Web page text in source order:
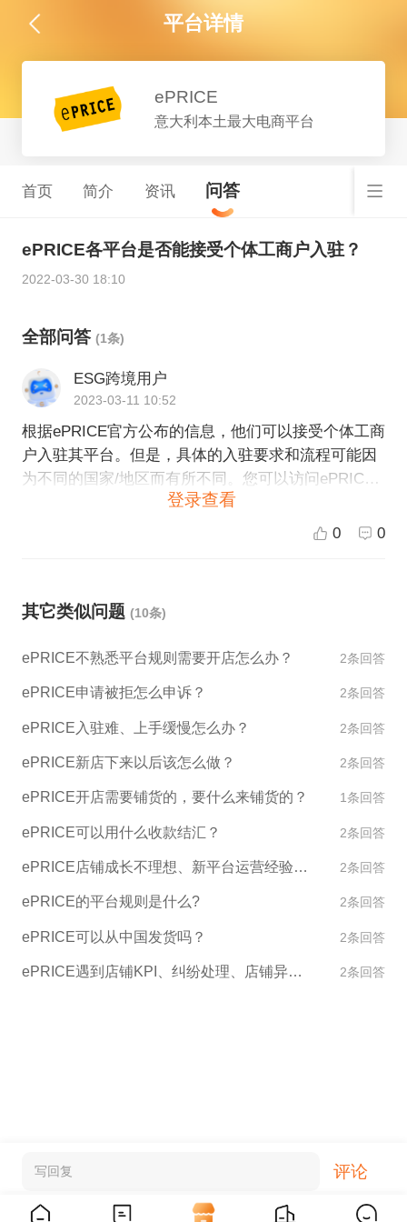
平台详情
ePRICE
意大利本土最大电商平台
首页 简介 资讯 问答
ePRICE各平台是否能接受个体工商户入驻？
2022-03-30 18:10
全部问答 (1条)
ESG跨境用户
2023-03-11 10:52
根据ePRICE官方公布的信息，他们可以接受个体工商
户入驻其平台。但是，具体的入驻要求和流程可能因
为不同的国家/地区而有所不同。您可以访问ePRICE
官网上的入驻页面，查看详细的入驻要求和流程，并
提交入驻申请。如果您需要更多帮助，可以通过ePRI
登录查看
0 0
其它类似问题 (10条)
ePRICE不熟悉平台规则需要开店怎么办？ 2条回答
ePRICE申请被拒怎么申诉？ 2条回答
ePRICE入驻难、上手缓慢怎么办？ 2条回答
ePRICE新店下来以后该怎么做？ 2条回答
ePRICE开店需要铺货的，要什么来铺货的？ 1条回答
ePRICE可以用什么收款结汇？ 2条回答
ePRICE店铺成长不理想、新平台运营经验不足怎么办？ 2条回答
ePRICE的平台规则是什么? 2条回答
ePRICE可以从中国发货吗？ 2条回答
ePRICE遇到店铺KPI、纠纷处理、店铺异常如何处理？ 2条回答
写回复 评论